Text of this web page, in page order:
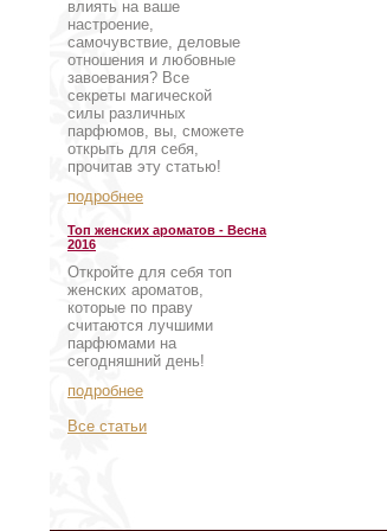
влиять на ваше
настроение,
самочувствие, деловые
отношения и любовные
завоевания? Все
секреты магической
силы различных
парфюмов, вы, сможете
открыть для себя,
прочитав эту статью!
подробнее
Топ женских ароматов - Весна
2016
Откройте для себя топ
женских ароматов,
которые по праву
считаются лучшими
парфюмами на
сегодняшний день!
подробнее
Все статьи